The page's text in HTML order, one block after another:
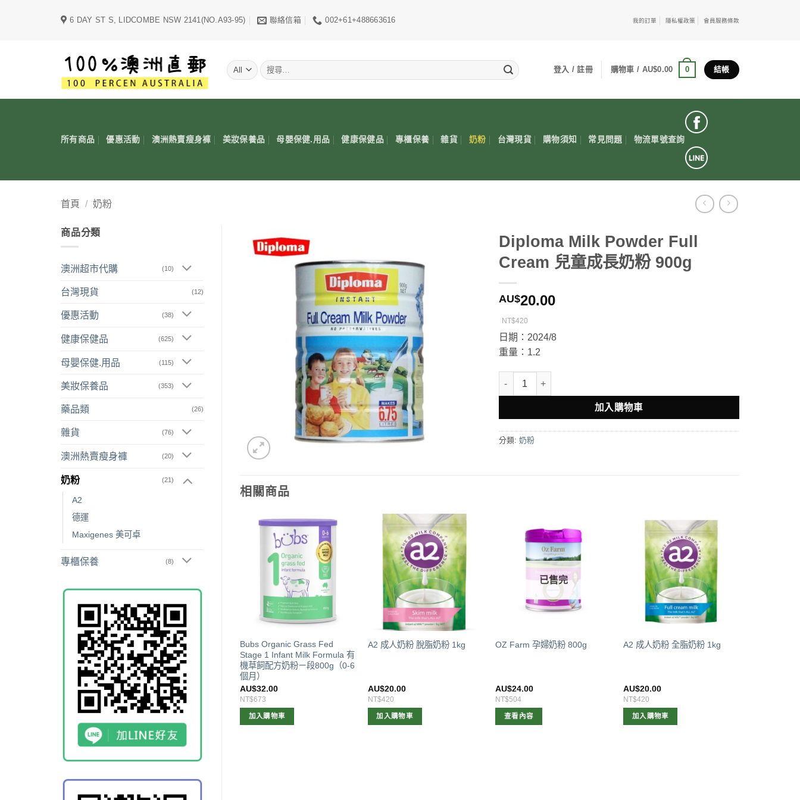
6 DAY ST S, LIDCOMBE NSW 2141(NO.A93-95) 聯絡信箱 002+61+488663616 我的訂單 隱私權政策 會員服務條款
搜
尋
鍵
登入 / 註冊 購物車 / AU$0.00 0 結帳
所有商品 優惠活動 澳洲熱賣瘦身褲 美妝保養品 母嬰保健.用品 健康保健品 專櫃保養 雜貨 奶粉 台灣現貨 購物須知 常見問題 物流單號查詢
首頁 / 奶粉
商品分類
澳洲超市代購 (10)
台灣現貨 (12)
優惠活動 (38)
健康保健品 (625)
母嬰保健.用品 (115)
美妝保養品 (353)
藥品類 (26)
雜貨 (76)
澳洲熱賣瘦身褲 (20)
奶粉 (21)
A2
德運
Maxigenes 美可卓
專櫃保養 (8)
Diploma Milk Powder Full
Cream 兒童成長奶粉 900g
AU$20.00
NT$420
日期：2024/8
重量：1.2
Diploma Milk Powder Full Cream 兒童成長奶粉 900g 數量
加入購物車
分類: 奶粉
相關商品
Bubs Organic Grass Fed
Stage 1 Infant Milk Formula 有
機草飼配方奶粉ㄧ段800g（0-6
個月）
AU$32.00
NT$673
加入購物車
A2 成人奶粉 脫脂奶粉 1kg
AU$20.00
NT$420
加入購物車
已售完
OZ Farm 孕婦奶粉 800g
AU$24.00
NT$504
查看內容
A2 成人奶粉 全脂奶粉 1kg
AU$20.00
NT$420
加入購物車
兒童營養成長奶粉
A2 兒童成長營養奶粉750G
(4~12歲)
AU$26.00
NT$547